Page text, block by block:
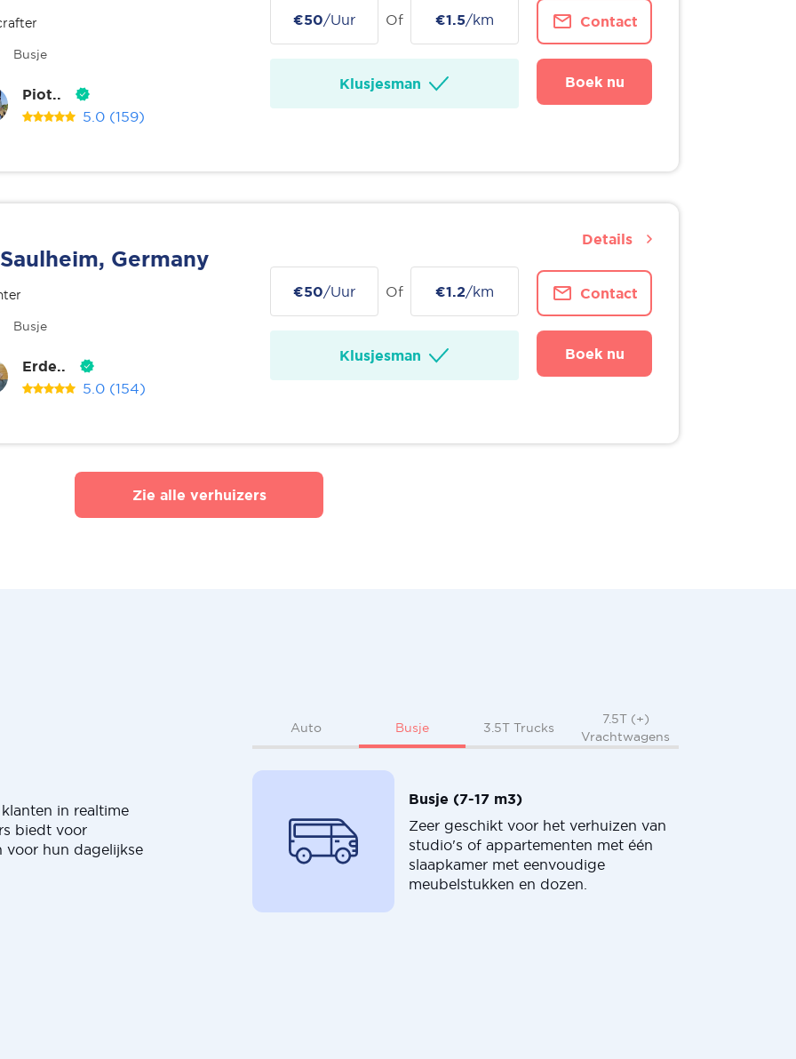
Busje
Piot..
5.0 (159)
€50/Uur Of €1.5/km
Klusjesman
Contact
Boek nu
Saulheim, Germany
Busje
Erde..
5.0 (154)
€50/Uur Of €1.2/km
Klusjesman
Contact
Boek nu
Details
Zie alle verhuizers
in realtime
biedt voor
voor hun dagelijkse
Auto Busje 3.5T Trucks
7.5T (+)
Vrachtwagens
Busje (7-17 m3)
Zeer geschikt voor het verhuizen van
studio's of appartementen met één
slaapkamer met eenvoudige
meubelstukken en dozen.